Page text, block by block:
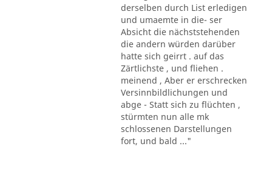
derselben durch List erledigen
und umaemte in die- ser
Absicht die nächststehenden
die andern würden darüber
hatte sich geirrt . auf das
Zärtlichste , und fliehen .
meinend , Aber er erschrecken
Versinnbildlichungen und
abge - Statt sich zu flüchten ,
stürmten nun alle mk
schlossenen Darstellungen
fort, und bald ..."